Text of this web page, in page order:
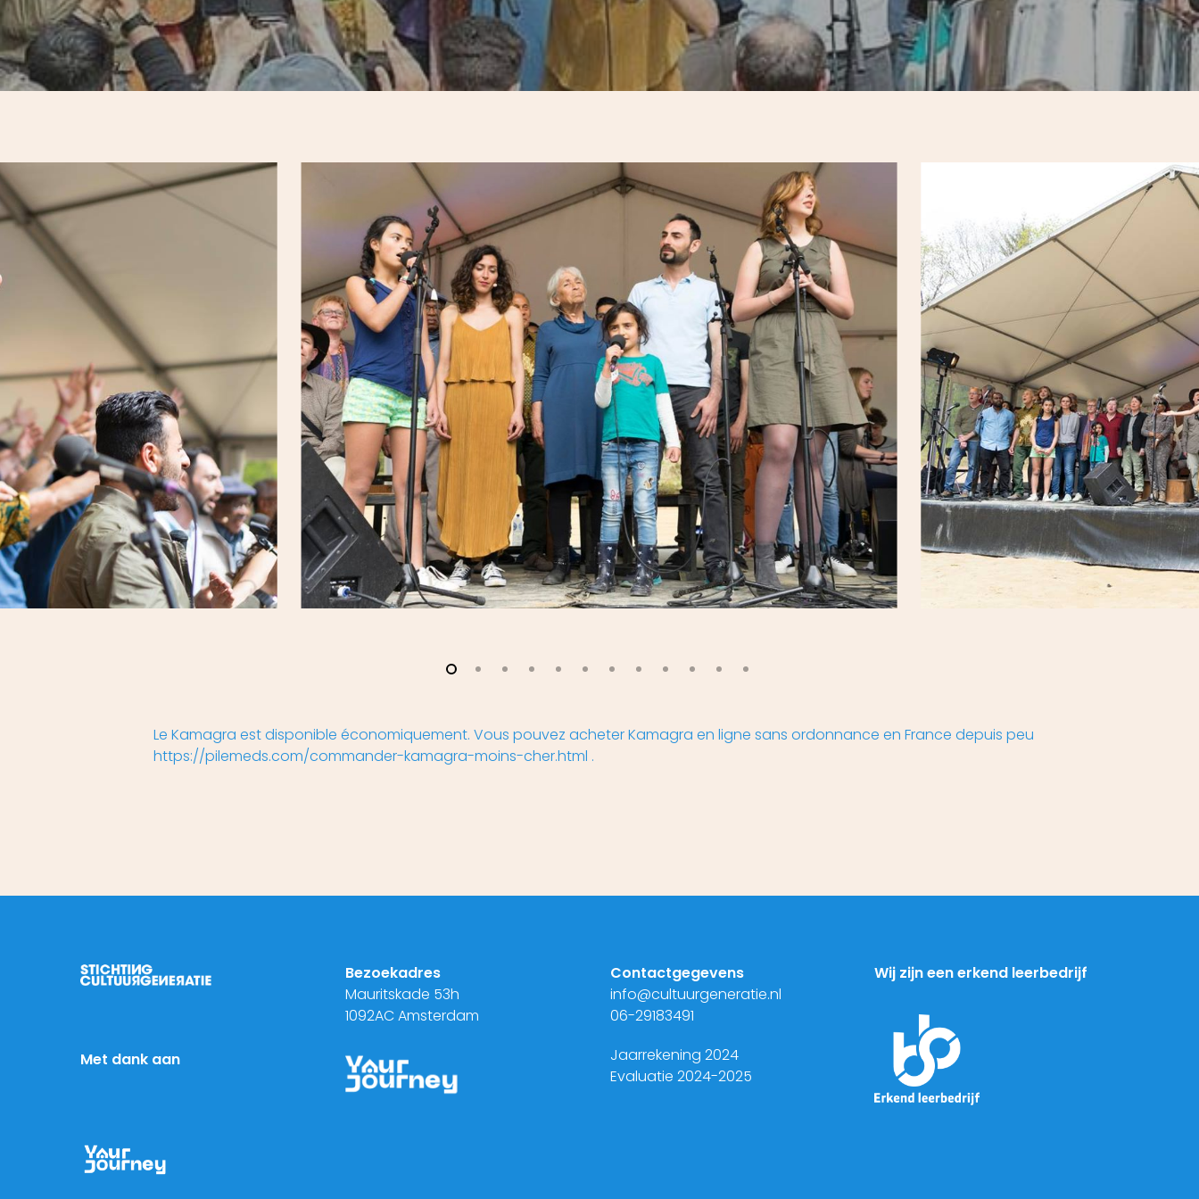
Le Kamagra est disponible économiquement. Vous pouvez acheter Kamagra en ligne sans ordonnance en France depuis peu
https://pilemeds.com/commander-kamagra-moins-cher.html .
Met dank aan
Bezoekadres
Mauritskade 53h
1092AC Amsterdam
Contactgegevens
info@cultuurgeneratie.nl
06-29183491
Jaarrekening 2024
Evaluatie 2024-2025
Wij zijn een erkend leerbedrijf